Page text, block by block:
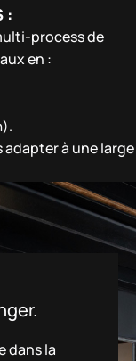
:
process de
en :
à une large
dans la